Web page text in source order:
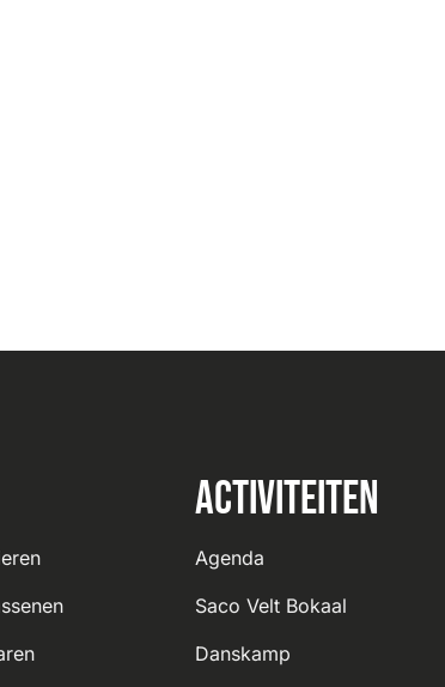
Activiteiten
Agenda
Saco Velt Bokaal
Danskamp